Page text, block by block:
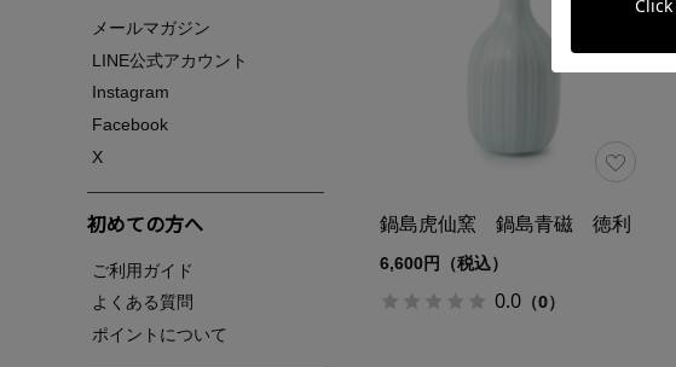
メールマガジン
LINE公式アカウント
Instagram
Facebook
X
初めての方へ
ご利用ガイド
よくある質問
ポイントについて
鍋島虎仙窯 鍋島青磁 徳利
6,600円（税込）
0.0 （0）